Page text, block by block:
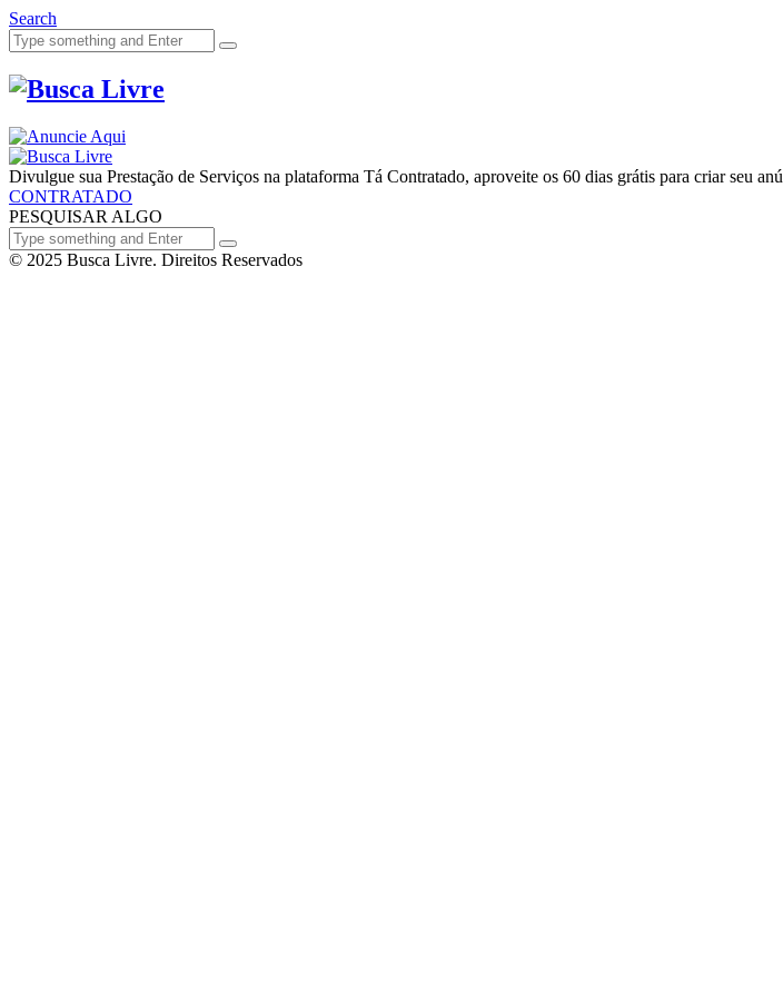
Search
Divulgue sua Prestação de Serviços na plataforma Tá Contratado, aproveite os 60 dias grátis para criar seu
CONTRATADO
PESQUISAR ALGO
© 2025 Busca Livre. Direitos Reservados